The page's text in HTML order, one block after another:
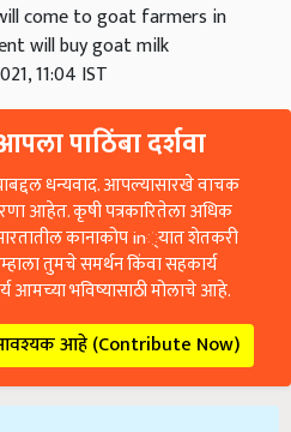
come to goat farmers in
will buy goat milk
11:04 IST
पाठिंबा दर्शवा
धन्यवाद. आपल्यासारखे वाचक
आहेत. कृषी पत्रकारितेला अधिक
कानाकोप in्यात शेतकरी
तुमचे समर्थन किंवा सहकार्य
भविष्यासाठी मोलाचे आहे.
आहे (Contribute Now)